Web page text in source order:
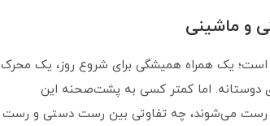
و ماشینی
است؛ یک همراه همیشگی برای شروع روز، یک محرک
دوستانه. اما کمتر کسی به پشت‌صحنه این
رست می‌شوند، چه تفاوتی بین رست دستی و رست